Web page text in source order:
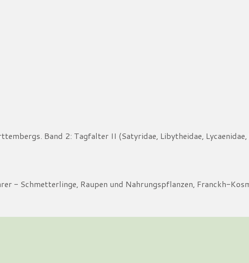
Band 2: Tagfalter II (Satyridae, Libytheidae,
- Schmetterlinge, Raupen und Nahrungspflanzen, Franckh-